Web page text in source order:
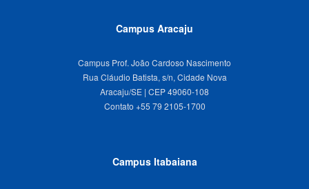
Campus Aracaju
Campus Prof. João Cardoso Nascimento
Rua Cláudio Batista, s/n, Cidade Nova
Aracaju/SE | CEP 49060-108
Campus Itabaiana